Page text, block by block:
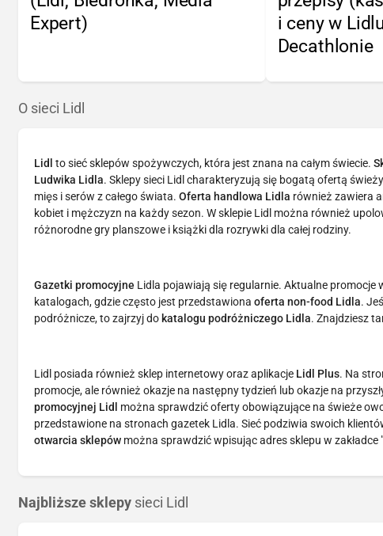
Expert)
i ceny w
Decathlonie
O sieci Lidl
Lidl to sieć sklepów spożywczych, która jest znana na całym świecie.
Ludwika Lidla. Sklepy sieci Lidl charakteryzują się bogatą ofertą
mięs i serów z całego świata. Oferta handlowa Lidla również zawiera
kobiet i mężczyzn na każdy sezon. W sklepie Lidl można również
różnorodne gry planszowe i książki dla rozrywki dla całej rodziny.
Gazetki promocyjne Lidla pojawiają się regularnie. Aktualne
katalogach, gdzie często jest przedstawiona oferta non-food Lidla.
podróżnicze, to zajrzyj do katalogu podróżniczego Lidla. Znajdziesz
Lidl posiada również sklep internetowy oraz aplikacje Lidl Plus. Na
promocje, ale również okazje na następny tydzień lub okazje na
promocyjnej Lidl
można sprawdzić oferty obowiązujące na świeże
przedstawione na stronach gazetek Lidla. Sieć podziwia swoich
otwarcia sklepów można sprawdzić wpisując adres sklepu w
Najbliższe sklepy sieci Lidl